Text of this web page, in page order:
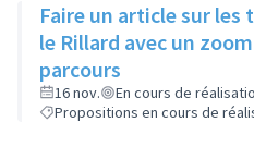
Faire un article sur les
le Rillard avec un
parcours
16 nov.
En cours de
Propositions en cours de